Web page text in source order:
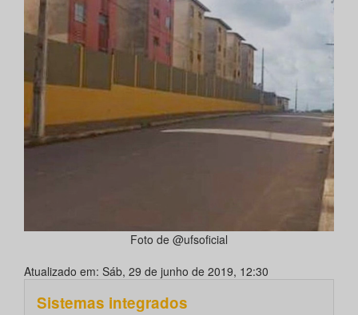
Foto de @ufsoficial
Atualizado em: Sáb, 29 de junho de 2019, 12:30
Sistemas integrados